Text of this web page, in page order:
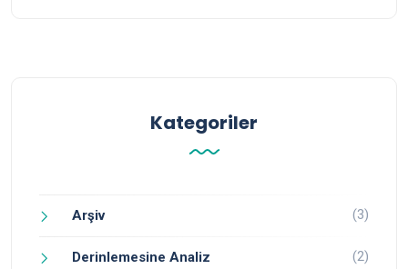
Kategoriler
Arşiv (3)
Derinlemesine Analiz (2)